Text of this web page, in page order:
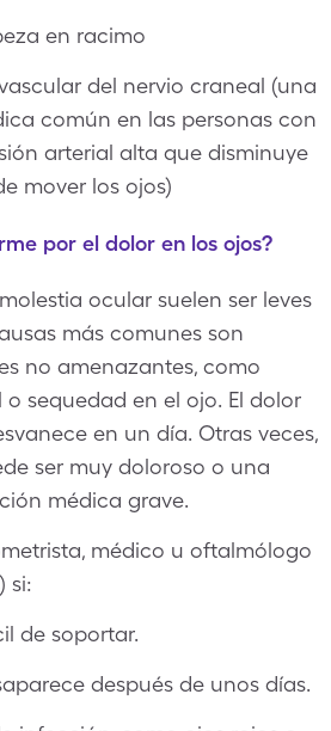
en racimo
del nervio craneal (una
común en las personas con
arterial alta que disminuye
mover los ojos)
por el dolor en los ojos?
ocular suelen ser leves
más comunes son
no amenazantes, como
sequedad en el ojo. El dolor
en un día. Otras veces,
ser muy doloroso o una
médica grave.
médico u oftalmólogo
si:
de soportar.
después de unos días.